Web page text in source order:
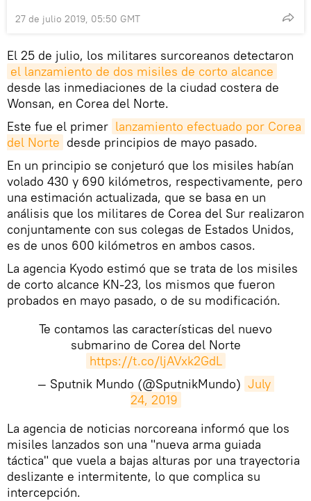
27 de julio 2019, 05:50 GMT
El 25 de julio, los militares surcoreanos detectaron
el lanzamiento de dos misiles de corto alcance
desde las inmediaciones de la ciudad costera de
Wonsan, en Corea del Norte.
Este fue el primer lanzamiento efectuado por Corea
del Norte desde principios de mayo pasado.
En un principio se conjeturó que los misiles habían
volado 430 y 690 kilómetros, respectivamente, pero
una estimación actualizada, que se basa en un
análisis que los militares de Corea del Sur realizaron
conjuntamente con sus colegas de Estados Unidos,
es de unos 600 kilómetros en ambos casos.
La agencia Kyodo estimó que se trata de los misiles
de corto alcance KN-23, los mismos que fueron
probados en mayo pasado, o de su modificación.
Te contamos las características del nuevo
submarino de Corea del Norte
https://t.co/ljAVxk2GdL
— Sputnik Mundo (@SputnikMundo) July
24, 2019
​La agencia de noticias norcoreana informó que los
misiles lanzados son una "nueva arma guiada
táctica" que vuela a bajas alturas por una trayectoria
deslizante e intermitente, lo que complica su
intercepción.